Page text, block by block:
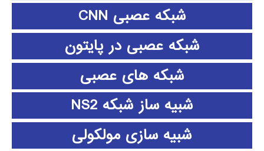
شبکه عصبی CNN
شبکه عصبی در پایتون
شبکه های عصبی
شبیه ساز شبکه NS2
شبیه سازی مولکولی